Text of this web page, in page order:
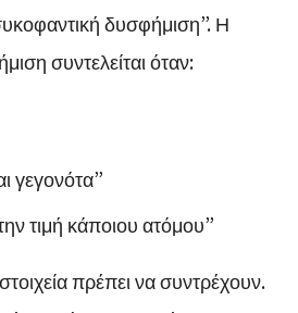
δυσφήμιση”. Η
συντελείται όταν:
γεγονότα”
τιμή κάποιου ατόμου”
πρέπει να συντρέχουν.